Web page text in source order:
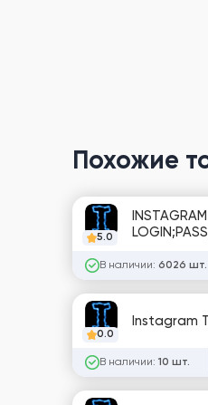
Похожие
5.0
В наличии: 6026 шт.
0.0
Instagram
В наличии: 10 шт.